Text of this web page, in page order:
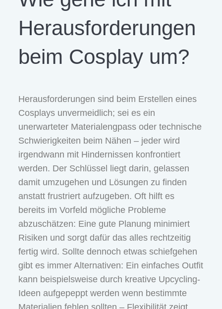
Herausforderungen
beim Cosplay um?
Herausforderungen sind beim Erstellen eines
Cosplays unvermeidlich; sei es ein
unerwarteter Materialengpass oder technische
Schwierigkeiten beim Nähen – jeder wird
irgendwann mit Hindernissen konfrontiert
werden. Der Schlüssel liegt darin, gelassen
damit umzugehen und Lösungen zu finden
anstatt frustriert aufzugeben. Oft hilft es
bereits im Vorfeld mögliche Probleme
abzuschätzen: Eine gute Planung minimiert
Risiken und sorgt dafür das alles rechtzeitig
fertig wird. Sollte dennoch etwas schiefgehen
gibt es immer Alternativen: Ein einfaches Outfit
kann beispielsweise durch kreative Upcycling-
Ideen aufgepeppt werden wenn bestimmte
Materialien fehlen sollten – Flexibilität zeigt